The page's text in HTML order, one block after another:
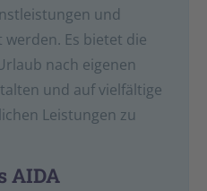
und
Es bietet die
nach eigenen
und auf vielfältige
Leistungen zu
AIDA